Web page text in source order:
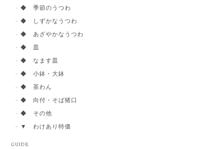
◆ 季節のうつわ
◆ しずかなうつわ
◆ あざやかなうつわ
◆ 皿
◆ なます皿
◆ 小鉢・大鉢
◆ 茶わん
◆ 向付・そば猪口
◆ その他
▼ わけあり特価
GUIDE